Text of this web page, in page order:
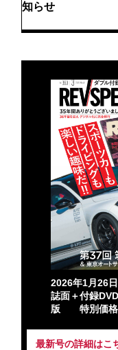
知らせ
2026年1月26
誌面＋付録
版 特別価格
最新号の詳細はこ